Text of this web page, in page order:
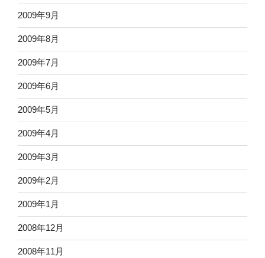
2009年9月
2009年8月
2009年7月
2009年6月
2009年5月
2009年4月
2009年3月
2009年2月
2009年1月
2008年12月
2008年11月